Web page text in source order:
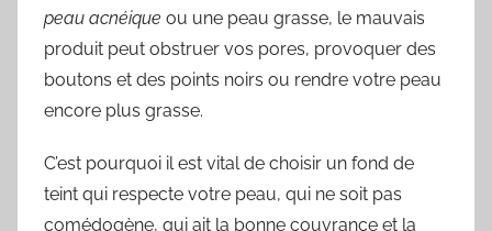
peau acnéique ou une peau grasse, le mauvais
produit peut obstruer vos pores, provoquer des
boutons et des points noirs ou rendre votre peau
encore plus grasse.
C’est pourquoi il est vital de choisir un fond de
teint qui respecte votre peau, qui ne soit pas
comédogène, qui ait la bonne couvrance et la